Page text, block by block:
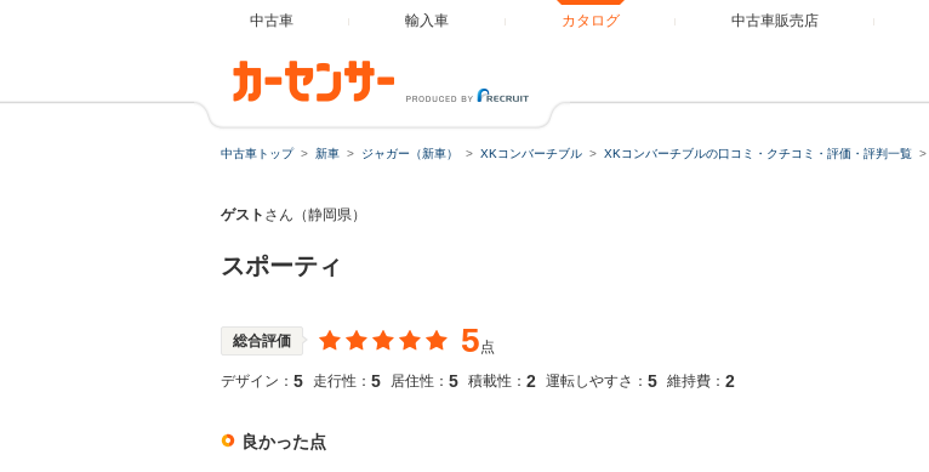
中古車 輸入車 カタログ 中古車販売店
中古車トップ 新車 ジャガー（新車） XKコンバーチブル XKコンバーチブルの口コミ・クチコミ・評価・評判一覧
ゲスト さん（静岡県）
スポーティ
総合評価 5点
デザイン： 5 走行性： 5 居住性： 5 積載性： 2 運転しやすさ： 5 維持費： 2
良かった点